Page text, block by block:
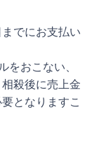
でにお支払い
をおこない、
殺後に売上金
となりますこ